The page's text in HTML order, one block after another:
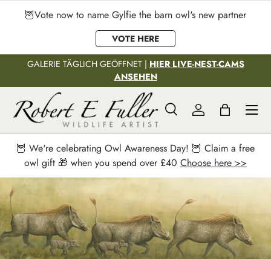
Direkt zum Inhalt
🦉Vote now to name Gylfie the barn owl's new partner
VOTE HERE
GALERIE TÄGLICH GEÖFFNET | HIER LIVE-NEST-CAMS
ANSEHEN
Suchen
Suchen
SucheEinloggen
Menü
🦉 We're celebrating Owl Awareness Day! 🦉 Claim a free
owl gift 🎁 when you spend over £40 Choose here >>